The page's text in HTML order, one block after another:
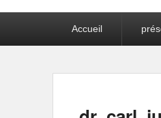
Accueil